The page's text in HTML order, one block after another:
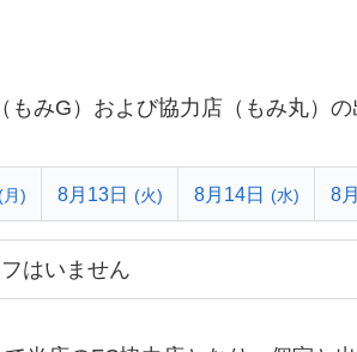
もみG）および協力店（もみ丸）
月) 8月13日 (火) 8月14日 (水) 8
はいません